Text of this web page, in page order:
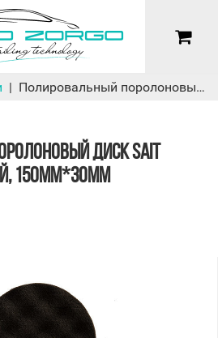
Полировальный поролоновый диск SAIT рельефный черный, 150мм*30мм
ДИСК SAIT
150ММ*30ММ